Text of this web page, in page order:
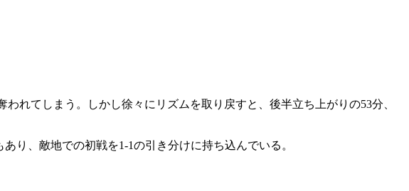
れてしまう。しかし徐々にリズムを取り戻すと、後半立ち上がりの53分、
り、敵地での初戦を1-1の引き分けに持ち込んでいる。